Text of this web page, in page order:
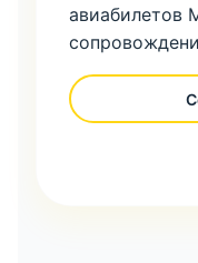
авиабилетов